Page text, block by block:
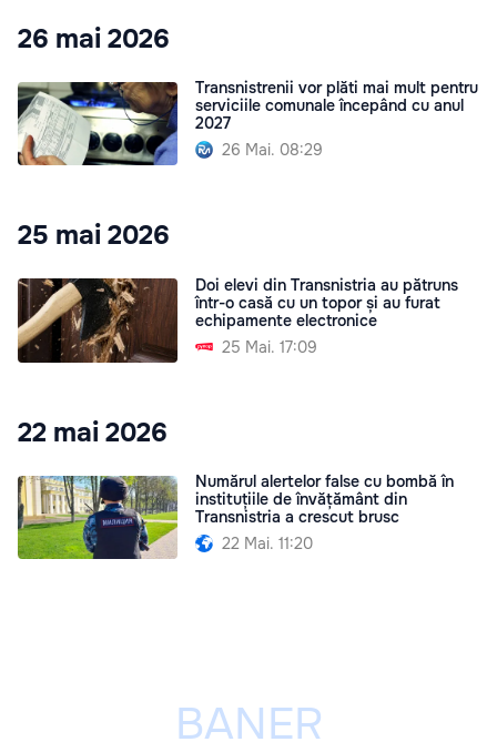
26 mai 2026
Transnistrenii vor plăti mai mult pentru
serviciile comunale începând cu anul
2027
26 Mai. 08:29
25 mai 2026
Doi elevi din Transnistria au pătruns
într-o casă cu un topor și au furat
echipamente electronice
25 Mai. 17:09
22 mai 2026
Numărul alertelor false cu bombă în
instituțiile de învățământ din
Transnistria a crescut brusc
22 Mai. 11:20